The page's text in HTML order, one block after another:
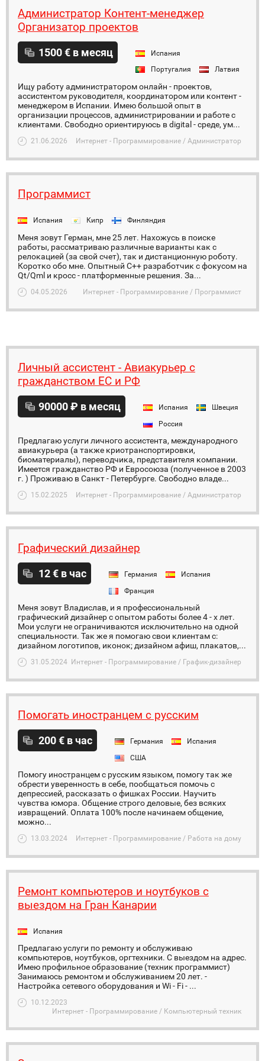
Администратор Контент-менеджер
Организатор проектов
1500 € в месяц
Испания
Португалия
Латвия
Ищу работу администратором онлайн - проектов,
ассистентом руководителя, координатором или контент -
менеджером в Испании. Имею большой опыт в
организации процессов, администрировании и работе с
клиентами. Свободно ориентируюсь в digital - среде, ум...
21.06.2026 Интернет - Программирование / Администратор
Программист
Испания Кипр Финляндия
Меня зовут Герман, мне 25 лет. Нахожусь в поиске
работы, рассматриваю различные варианты как с
релокацией (за свой счет), так и дистанционную роботу.
Коротко обо мне. Опытный C++ разработчик с фокусом на
Qt/Qml и кросс - платформенные решения. За...
04.05.2026 Интернет - Программирование / Программист
Личный ассистент - Авиакурьер с
гражданством ЕС и РФ
90000 ₽ в месяц Испания
Швеция
Россия
Предлагаю услуги личного ассистента, международного
авиакурьера (а также криотранспортировки,
биоматериалы), переводчика, представителя компании.
Имеется гражданство РФ и Евросоюза (полученное в 2003
г. ) Проживаю в Санкт - Петербурге. Свободно владе...
15.02.2025 Интернет - Программирование / Администратор
Графический дизайнер
12 € в час Германия
Испания
Франция
Меня зовут Владислав, и я профессиональный
графический дизайнер с опытом работы более 4 - х лет.
Мои услуги не ограничиваются исключительно на одной
специальности. Так же я помогаю свои клиентам с:
дизайном логотипов, иконок; дизайном афиш, плакатов,...
31.05.2024 Интернет - Программирование / График-дизайнер
Помогать иностранцем с русским
200 € в час Германия
Испания
США
Помогу иностранцем с русским языком, помогу так же
обрести уверенность в себе, пообщаться помочь с
депрессией, рассказать о фишках России. Научить
чувства юмора. Общение строго деловые, без всяких
извращений. Оплата 100% после начинаем общение,
можно...
13.03.2024 Интернет - Программирование / Работа на дому
Ремонт компьютеров и ноутбуков с
выездом на Гран Канарии
Испания
Предлагаю услуги по ремонту и обслуживаю
компьютеров, ноутбуков, оргтехники. С выездом на адрес.
Имею профильное образование (техник программист)
Занимаюсь ремонтом и обслуживанием 20 лет. -
Настройка сетевого оборудования и Wi - Fi - ...
10.12.2023
Интернет - Программирование / Компьютерный техник